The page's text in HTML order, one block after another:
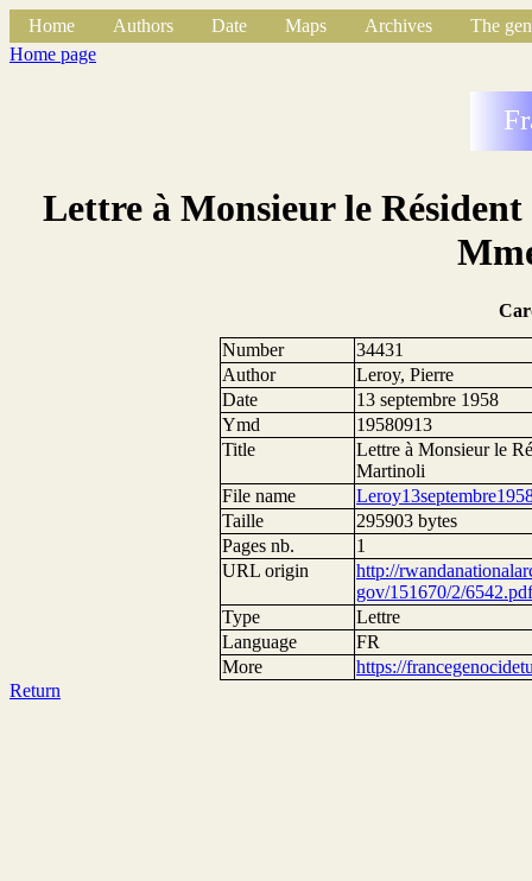
Home Authors Date Maps Archives
The
Home page
Lettre à Monsieur le
Number
34431
Author
Leroy, Pierre
Date
13 septembre 1958
Ymd
19580913
Title
Lettre à Monsieur le
Martinoli
File name
Taille
295903 bytes
Pages nb.
1
URL origin
http://
gov/151670/2/
Type
Lettre
Language
FR
More
https://
Return